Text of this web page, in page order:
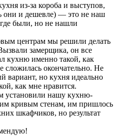
из-за короба и выступов,
они и дешевле) — это не наш
были, но не нашли
центрам мы решили делать
замерщика, он все
кухню именно такой, как
сложилась окончательно. Не
вариант, но кухня идеально
как мне нравится.
установили нашу кухню-
кривым стенам, им пришлось
шкафчиков, но результат